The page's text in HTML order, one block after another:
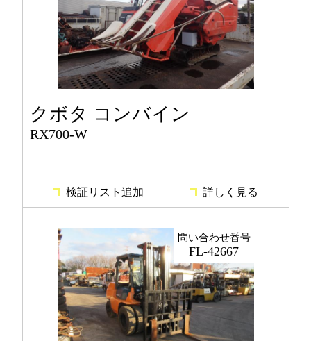
クボタ コンバイン
RX700-W
検証リスト追加 詳しく見る
問い合わせ番号
FL-42667